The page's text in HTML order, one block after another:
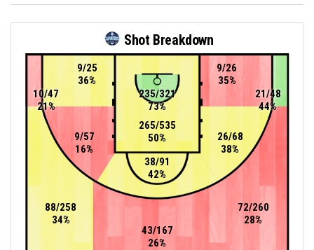
Shot Breakdown
265/535
50%
72/260
28%
235/321
73%
88/258
34%
43/167
26%
9/57
16%
26/68
38%
10/47
21%
38/91
42%
21/48
44%
9/25
36%
9/26
35%